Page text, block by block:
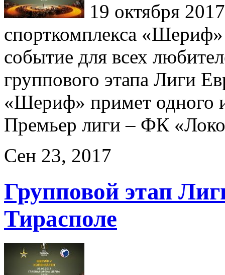
19 октября
спорткомплекса
событие для всех
группового этапа Лиги
«Шериф» примет одного
Премьер лиги – ФК
Сен 23, 2017
Групповой этап
Тирасполе